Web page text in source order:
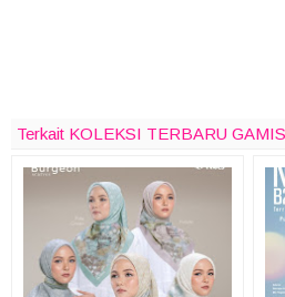
Terkait KOLEKSI TERBARU